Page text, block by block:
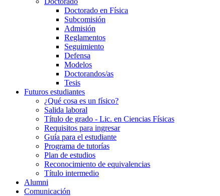
Doctorado en Física
Subcomisión
Admisión
Reglamentos
Seguimiento
Defensa
Modelos
Doctorandos/as
Tesis
Futuros estudiantes
¿Qué cosa es un físico?
Salida laboral
Título de grado - Lic. en Ciencias Físicas
Requisitos para ingresar
Guía para el estudiante
Programa de tutorías
Plan de estudios
Reconocimiento de equivalencias
Título intermedio
Alumni
Comunicación